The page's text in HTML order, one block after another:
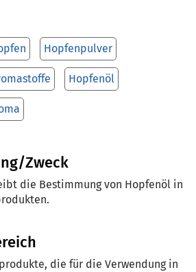
Hopfenpulver
Hopfenöl
Zweck
die Bestimmung von Hopfenöl in
die für die Verwendung in